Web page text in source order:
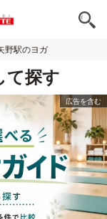
野駅のヨガ
て探す